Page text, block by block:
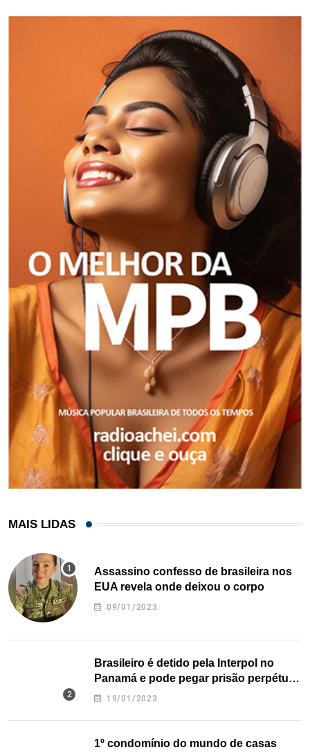
MAIS LIDAS
Assassino confesso de brasileira nos
EUA revela onde deixou o corpo
09/01/2023
Brasileiro é detido pela Interpol no
Panamá e pode pegar prisão perpétua
nos EUA
19/01/2023
1º condomínio do mundo de casas